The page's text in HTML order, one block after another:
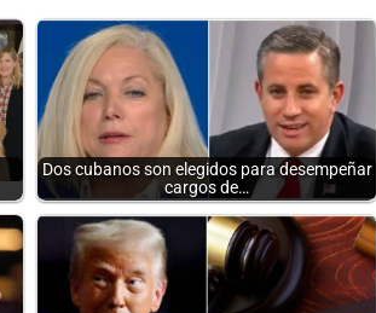
Dos cubanos son elegidos para desempeñar
cargos de…